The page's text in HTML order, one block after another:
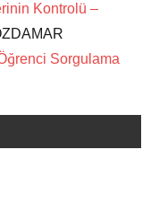
Kontrolü –
Sorgulama